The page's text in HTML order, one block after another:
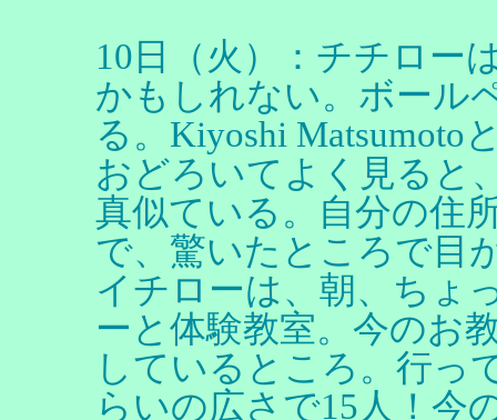
10日（火）：チチロー
かもしれない。ボール
る。Kiyoshi Matsumoto
おどろいてよく見ると
真似ている。自分の住
で、驚いたところで目
イチローは、朝、ちょ
ーと体験教室。今のお
しているところ。行っ
らいの広さで15人！今